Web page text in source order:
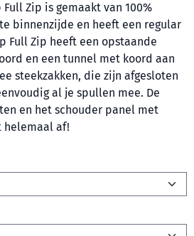
Zip is gemaakt van 100%
binnenzijde en heeft een regular
Full Zip heeft een opstaande
en een tunnel met koord aan
steekzakken, die zijn afgesloten
al je spullen mee. De
en het schouder panel met
helemaal af!